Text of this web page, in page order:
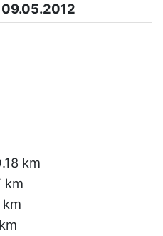
09.05.2012
km
km
km